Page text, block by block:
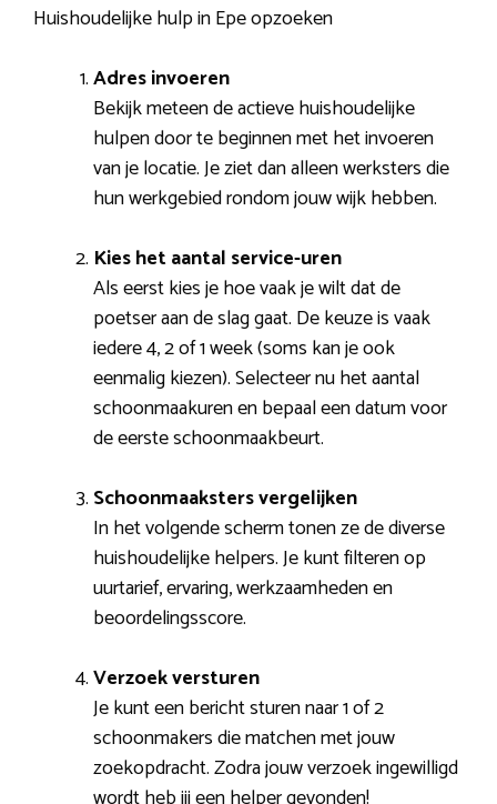
Huishoudelijke hulp in Epe opzoeken
Adres invoeren
Bekijk meteen de actieve huishoudelijke
hulpen door te beginnen met het invoeren
van je locatie. Je ziet dan alleen werksters die
hun werkgebied rondom jouw wijk hebben.
Kies het aantal service-uren
Als eerst kies je hoe vaak je wilt dat de
poetser aan de slag gaat. De keuze is vaak
iedere 4, 2 of 1 week (soms kan je ook
eenmalig kiezen). Selecteer nu het aantal
schoonmaakuren en bepaal een datum voor
de eerste schoonmaakbeurt.
Schoonmaaksters vergelijken
In het volgende scherm tonen ze de diverse
huishoudelijke helpers. Je kunt filteren op
uurtarief, ervaring, werkzaamheden en
beoordelingsscore.
Verzoek versturen
Je kunt een bericht sturen naar 1 of 2
schoonmakers die matchen met jouw
zoekopdracht. Zodra jouw verzoek ingewilligd